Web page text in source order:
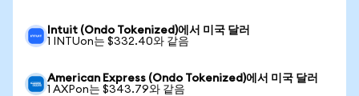
Intuit (Ondo Tokenized)에서 미국 달러
1 INTUon는 $332.40와 같음
American Express (Ondo Tokenized)에서 미국 달러
1 AXPon는 $343.79와 같음